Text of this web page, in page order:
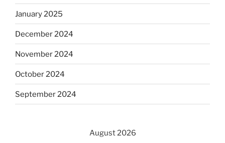
January 2025
December 2024
November 2024
October 2024
September 2024
August 2026